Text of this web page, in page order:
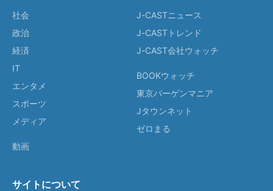
社会
政治
経済
IT
エンタメ
スポーツ
メディア
動画
J-CASTニュース
J-CASTトレンド
J-CAST会社ウォッチ
BOOKウォッチ
東京バーゲンマニア
Jタウンネット
ゼロまる
サイトについて